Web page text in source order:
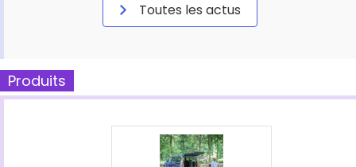
Toutes les actus
Produits